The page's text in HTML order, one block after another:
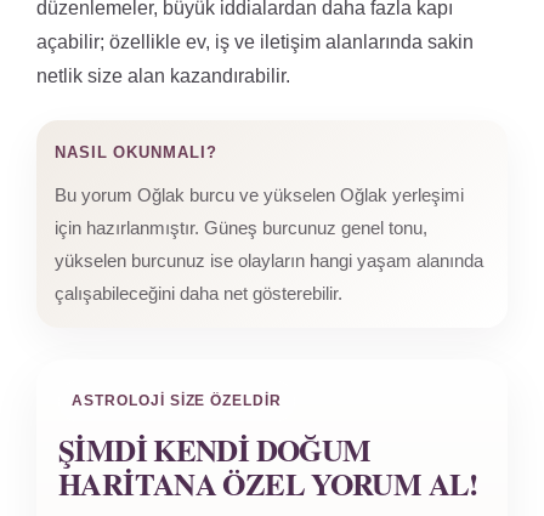
düzenlemeler, büyük iddialardan daha fazla kapı
açabilir; özellikle ev, iş ve iletişim alanlarında sakin
netlik size alan kazandırabilir.
NASIL OKUNMALI?
Bu yorum Oğlak burcu ve yükselen Oğlak yerleşimi
için hazırlanmıştır. Güneş burcunuz genel tonu,
yükselen burcunuz ise olayların hangi yaşam alanında
çalışabileceğini daha net gösterebilir.
ASTROLOJI SIZE ÖZELDIR
ŞIMDI KENDI DOĞUM
HARITANA ÖZEL YORUM AL!